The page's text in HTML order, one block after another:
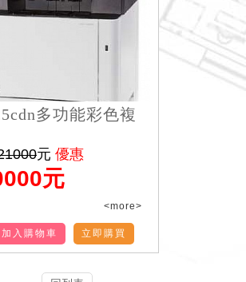
多功能彩色複
元 優惠
元
<more>
立即購買
加入購物車